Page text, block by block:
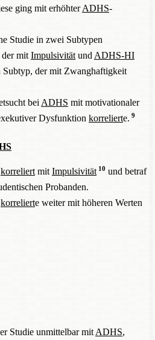
ging mit erhöhterADHS-
Studie in zwei Subtypen
der mit Impulsivität und ADHS-HI
Subtyp, der mit Zwanghaftigkeit
bei ADHS mit motivationaler
Dysfunktion korrelierte. 9
korreliert mit Impulsivität 10 und betraf
Probanden.
korrelierte weiter mit höheren Werten
Studie unmittelbar mit ADHS,